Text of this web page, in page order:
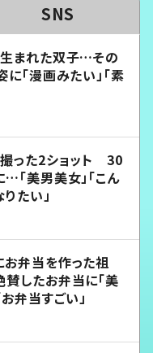
SNS
まれた双子…その
「漫画みたい」「素
った2ショット 30
「美男美女」「こん
たい」
弁当を作った祖
したお弁当に「美
お弁当すごい」